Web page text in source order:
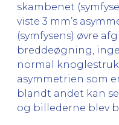
skambenet
viste 3 mm’s
(symfysens) øvre
breddeøgning,
normal
asymmetrien som
blandt andet kan
og billederne blev